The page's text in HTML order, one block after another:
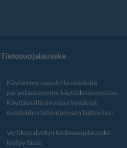
Tietosuojalauseke
Käytämme sivustolla evästeitä
parantaaksemme käyttökokemustasi.
Käyttämällä sivustoa hyväksyt
evästeiden tallentamisen laitteellesi.
Verkkopalvelun tiedosuojalauseke
löytyy tästä.